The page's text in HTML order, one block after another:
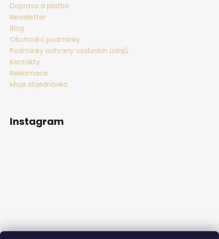
Doprava a platba
Newsletter
Blog
Obchodní podmínky
Podmínky ochrany osobních údajů
Kontakty
Reklamace
Moje objednávka
Instagram